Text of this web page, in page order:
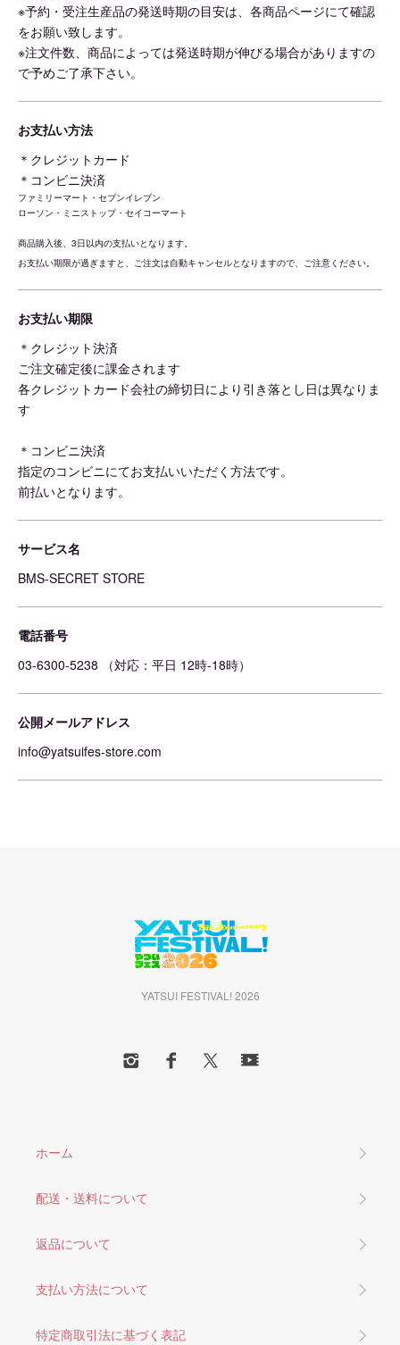
※予約・受注生産品の発送時期の目安は、各商品ページにて確認
をお願い致します。
※注文件数、商品によっては発送時期が伸びる場合がありますの
で予めご了承下さい。
お支払い方法
＊クレジットカード
＊コンビニ決済
ファミリーマート・セブンイレブン
ローソン・ミニストップ・セイコーマート
商品購入後、3日以内の支払いとなります。
お支払い期限が過ぎますと、ご注文は自動キャンセルとなりますので、ご注意ください。
お支払い期限
＊クレジット決済
ご注文確定後に課金されます
各クレジットカード会社の締切日により引き落とし日は異なりま
す
＊コンビニ決済
指定のコンビニにてお支払いいただく方法です。
前払いとなります。
サービス名
BMS-SECRET STORE
電話番号
03-6300-5238 （対応：平日 12時-18時）
公開メールアドレス
info@yatsuifes-store.com
YATSUI FESTIVAL! 2026
ホーム
配送・送料について
返品について
支払い方法について
特定商取引法に基づく表記